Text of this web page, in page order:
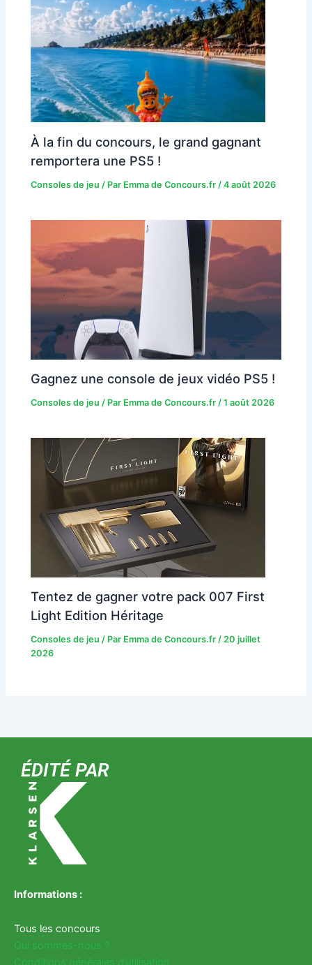
À la fin du concours, le grand gagnant
remportera une PS5 !
Consoles de jeu / Par Emma de Concours.fr /4 août 2026
Gagnez une console de jeux vidéo PS5 !
Consoles de jeu / Par Emma de Concours.fr/1 août 2026
Tentez de gagner votre pack 007 First
Light Edition Héritage
Consoles de jeu / Par Emma de Concours.fr/20 juillet
2026
ÉDITÉ PAR
Informations :
Tous les concours
Qui sommes-nous ?
Conditions générales d’utilisation